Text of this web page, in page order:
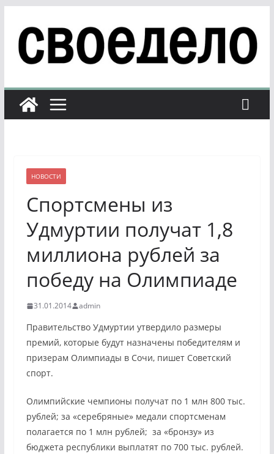
содержимому
НОВОСТИ
Спортсмены из
Удмуртии получат 1,8
миллиона рублей за
победу на Олимпиаде
31.01.2014 admin
Правительство Удмуртии утвердило размеры
премий, которые будут назначены победителям и
призерам Олимпиады в Сочи, пишет Советский
спорт.
Олимпийские чемпионы получат по 1 млн 800 тыс.
рублей; за «серебряные» медали спортсменам
полагается по 1 млн рублей; за «бронзу» из
бюджета республики выплатят по 700 тыс. рублей.